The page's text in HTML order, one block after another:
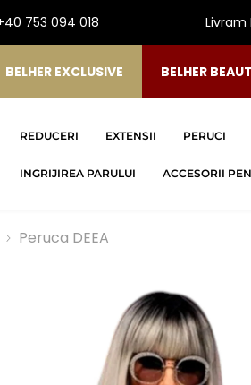
753 094 018 Livram
BELHER EXCLUSIVE BELHER
REDUCERI EXTENSII PERUCI
INGRIJIREA PARULUI ACCESORII
Peruca DEEA